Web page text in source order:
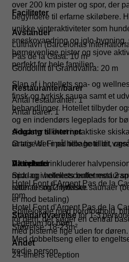
over 200 km pister og spor, der
begyndere til erfarne skiløbere.
unikke vinteraktiviteter som
sneskovandring og iglo-bygning.
børnevenlige pister og sjove
perfekt for hele familien.
Slap af i hotellets spa- og
finsk og tyrkisk sauna samt et
behandlinger. Hotellet tilbyder
og en indendørs legeplads for
skiudstyr sikkert i praktiske
at tage det med tilbage til dit
Dit ophold inkluderer
middag i hotellets
retter til små fristelser.
Hotel Font d'Argent Pas de la
for dem, der søger en central
med pisterne lige uden for døren.
Faciliteter
Avstander
Lufthavn (Barcelonas
Pas de la Casa: 10 m
Gondollift til Grandvalira: 20 m
Restauranter/barer
Antal restauranter: 1
Antal barer: 1
Adgang til internet
Gratis Wi-Fi på hele hotellet,
Aktiviteter
Spa- og wellnesscenter med 2
saunaer og 2 tyrkiske saunaer
er mod betaling)
Spillelokale med bordfodbold,
Legerum for børn
Andet
24-timers reception
Værelser
Hotel Font d’Argent Pas de la
rom.
Standardværelsefor 1-3
Størrelse: 18-23m²
Med dobbeltseng eller to
tredje person.